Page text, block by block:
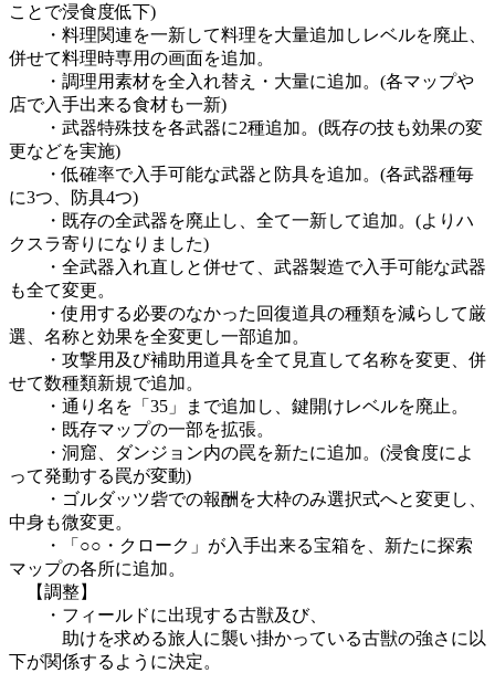
ことで浸食度低下)
・料理関連を一新して料理を大量追加しレベルを廃止、
併せて料理時専用の画面を追加。
・調理用素材を全入れ替え・大量に追加。(各マップや
店で入手出来る食材も一新)
・武器特殊技を各武器に2種追加。(既存の技も効果の変
更などを実施)
・低確率で入手可能な武器と防具を追加。(各武器種毎
に3つ、防具4つ)
・既存の全武器を廃止し、全て一新して追加。(よりハ
クスラ寄りになりました)
・全武器入れ直しと併せて、武器製造で入手可能な武器
も全て変更。
・使用する必要のなかった回復道具の種類を減らして厳
選、名称と効果を全変更し一部追加。
・攻撃用及び補助用道具を全て見直して名称を変更、併
せて数種類新規で追加。
・通り名を「35」まで追加し、鍵開けレベルを廃止。
・既存マップの一部を拡張。
・洞窟、ダンジョン内の罠を新たに追加。(浸食度によ
って発動する罠が変動)
・ゴルダッツ砦での報酬を大枠のみ選択式へと変更し、
中身も微変更。
・「○○・クローク」が入手出来る宝箱を、新たに探索
マップの各所に追加。
【調整】
・フィールドに出現する古獣及び、
助けを求める旅人に襲い掛かっている古獣の強さに以
下が関係するように決定。